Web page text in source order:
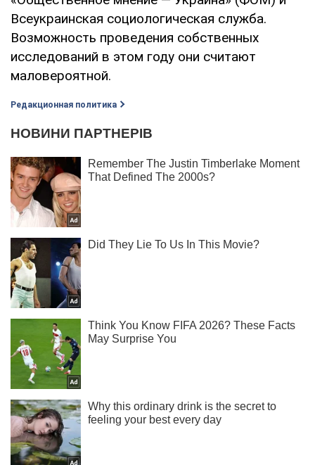
Всеукраинская социологическая служба.
Возможность проведения собственных
исследований в этом году они считают
маловероятной.
Редакционная политика